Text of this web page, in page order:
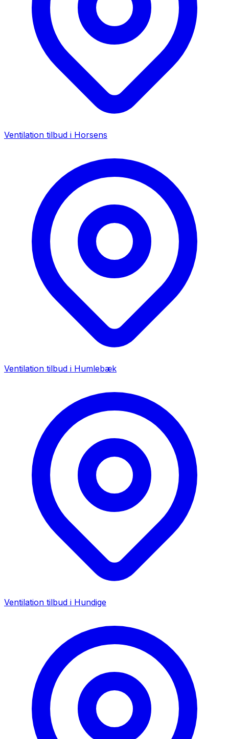
Ventilation tilbud i Horsens
Ventilation tilbud i Humlebæk
Ventilation tilbud i Hundige